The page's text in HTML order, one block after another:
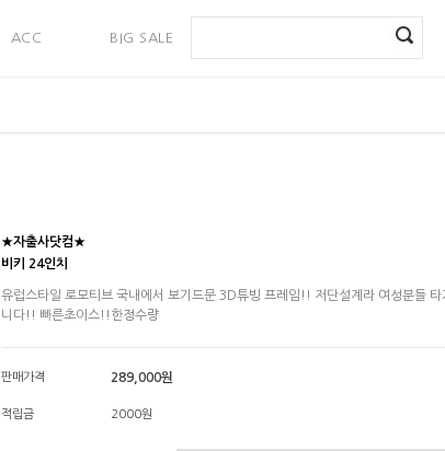
ACC BIG SALE
★자출사닷컴★
비키 24인치
유럽스타일 로모티브 국내에서 보기드문 3D튜빙 프레임!! 저단설계라 여성분들 타
니다!! 빠른초이스!!한정수량
판매가격 289,000원
적립금 2000원